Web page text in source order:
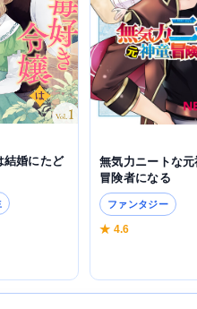
結婚にたど
無気力ニートな
冒険者になる
ファンタジー
★ 4.6